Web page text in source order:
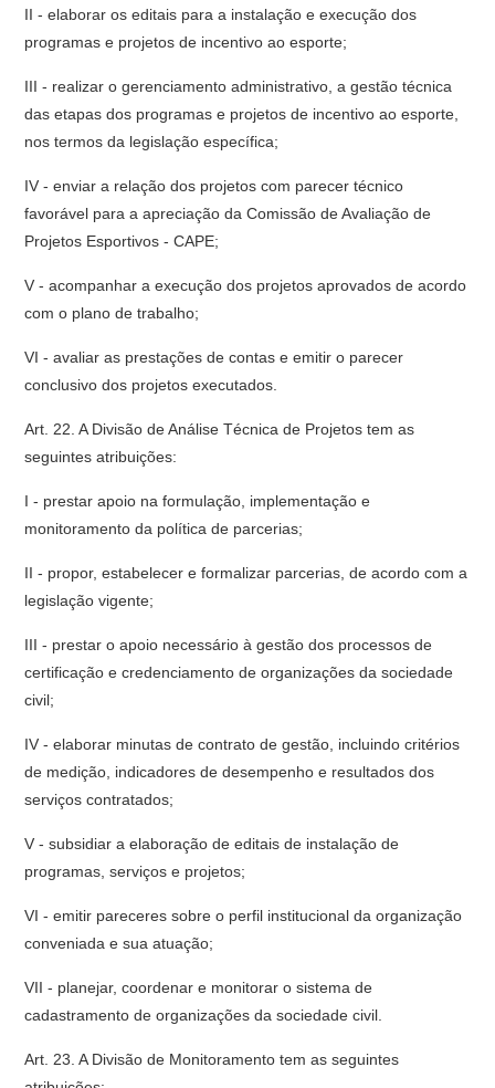
II - elaborar os editais para a instalação e execução dos
programas e projetos de incentivo ao esporte;
III - realizar o gerenciamento administrativo, a gestão técnica
das etapas dos programas e projetos de incentivo ao esporte,
nos termos da legislação específica;
IV - enviar a relação dos projetos com parecer técnico
favorável para a apreciação da Comissão de Avaliação de
Projetos Esportivos - CAPE;
V - acompanhar a execução dos projetos aprovados de acordo
com o plano de trabalho;
VI - avaliar as prestações de contas e emitir o parecer
conclusivo dos projetos executados.
Art. 22. A Divisão de Análise Técnica de Projetos tem as
seguintes atribuições:
I - prestar apoio na formulação, implementação e
monitoramento da política de parcerias;
II - propor, estabelecer e formalizar parcerias, de acordo com a
legislação vigente;
III - prestar o apoio necessário à gestão dos processos de
certificação e credenciamento de organizações da sociedade
civil;
IV - elaborar minutas de contrato de gestão, incluindo critérios
de medição, indicadores de desempenho e resultados dos
serviços contratados;
V - subsidiar a elaboração de editais de instalação de
programas, serviços e projetos;
VI - emitir pareceres sobre o perfil institucional da organização
conveniada e sua atuação;
VII - planejar, coordenar e monitorar o sistema de
cadastramento de organizações da sociedade civil.
Art. 23. A Divisão de Monitoramento tem as seguintes